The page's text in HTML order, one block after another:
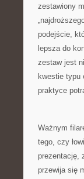
zestawiony
podejście,
lepsza do
zestaw jest
kwestie typu
praktyce
Ważnym
tego, czy
prezentację,
przewija się